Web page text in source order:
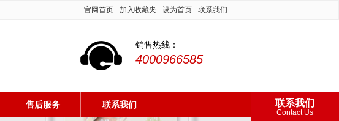
官网首页 - 加入收藏夹 - 设为首页 - 联系我们
销售热线：
4000966585
售后服务 联系我们 联系我们
Contact Us